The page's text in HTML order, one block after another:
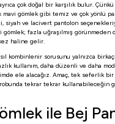
çok doğal bir karşılık bulur. Çünkü
gömlek gibi temiz ve çok yönlü
siyah ve lacivert pantolon
fazla uğraşılmış
haline gelir.
kombinlenir sorusunu yalnızca
kullanım, daha düzenli ve daha
ele alacağız. Amaç, tek seferlik
tekrar tekrar kullanabileceğin
ile Bej